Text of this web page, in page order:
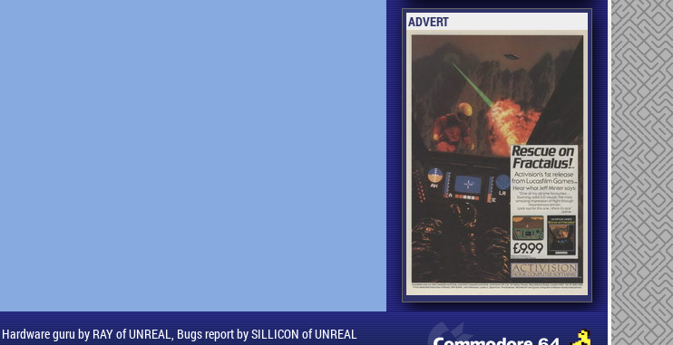
ADVERT
guru by RAY of UNREAL, Bugs report by SILLICON of UNREAL